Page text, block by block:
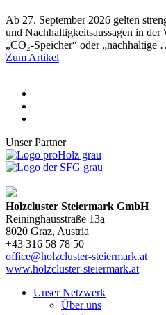
Ab 27. September 2026 gelten
und Nachhaltigkeitsaussagen in
„CO₂-Speicher“ oder „nachhaltige
Zum Artikel
Unser Partner
Holzcluster Steiermark GmbH
Reininghausstraße 13a
8020 Graz, Austria
+43 316 58 78 50
office@holzcluster-steiermark.at
www.holzcluster-steiermark.at
Unser Netzwerk
Über uns